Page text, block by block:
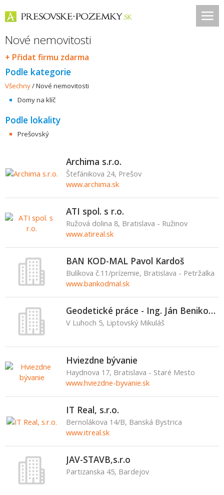
Nové nemovitosti
+ Přidat firmu zdarma
Podle kategorie
Všechny/Nové nemovitosti
Domy na klíč
Podle lokality
Prešovský
Archima s.r.o.
Štefánikova 24, Prešov
www.archima.sk
ATI spol. s r.o.
Ružová dolina 8, Bratislava - Ružinov
www.atireal.sk
BAN KOD-MAL Pavol Kardoš
Bulíkova č.11/prízemie, Bratislava - Petržalka
www.bankodmal.sk
Geodetické práce - Ing. Ján Benikovský
V Luhoch 5, Liptovský Mikuláš
Hviezdne bývanie
Haydnova 17, Bratislava - Staré Mesto
www.hviezdne-byvanie.sk
IT Real, s.r.o.
Bernolákova 14/B, Banská Bystrica
www.itreal.sk
JAV-STAVB,s.r.o
Partizanska 45, Bardejov